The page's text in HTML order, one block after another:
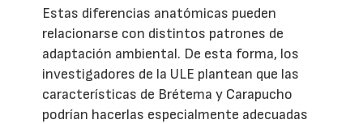
Estas diferencias anatómicas pueden
relacionarse con distintos patrones de
adaptación ambiental. De esta forma, los
investigadores de la ULE plantean que las
características de Brétema y Carapucho
podrían hacerlas especialmente adecuadas